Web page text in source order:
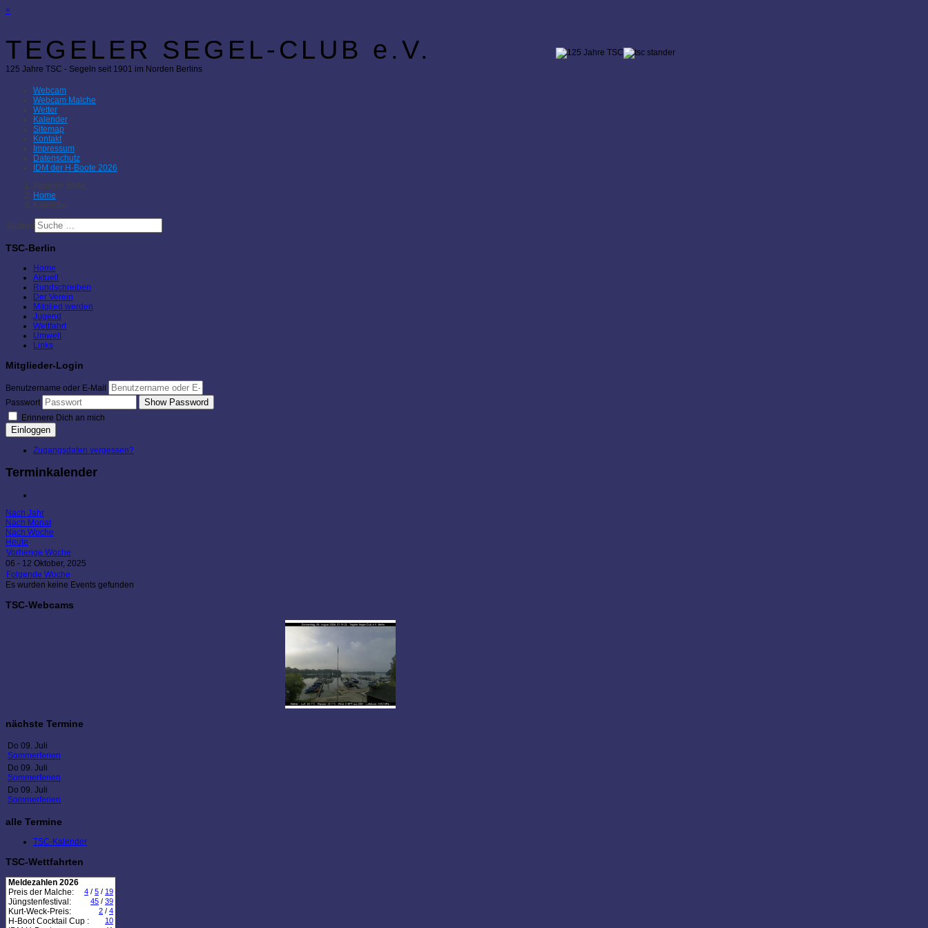
×
TEGELER SEGEL-CLUB e.V.
125 Jahre TSC - Segeln seit 1901 im Norden Berlins
Webcam
Webcam Malche
Wetter
Kalender
Sitemap
Kontakt
Impressum
Datenschutz
IDM der H-Boote 2026
Aktuelle Seite:
Home
Kalender
Suchen
TSC-Berlin
Home
Aktuell
Rundschreiben
Der Verein
Mitglied werden
Jugend
Wettfahrt
Umwelt
Links
Mitglieder-Login
Benutzername oder E-Mail
Passwort
Show Password
Erinnere Dich an mich
Einloggen
Zugangsdaten vergessen?
Terminkalender
Nach Jahr
Nach Monat
Nach Woche
Heute
Vorherige Woche
06 - 12 Oktober, 2025
Folgende Woche
Es wurden keine Events gefunden
TSC-Webcams
nächste Termine
Do 09. Juli
Sommerferien
Do 09. Juli
Sommerferien
Do 09. Juli
Sommerferien
alle Termine
TSC-Kalender
TSC-Wettfahrten
Meldezahlen 2026
Preis der Malche:
4 / 5 / 19
Jüngstenfestival: 45 / 39
Kurt-Weck-Preis: 2 / 4
H-Boot Cocktail Cup : 10